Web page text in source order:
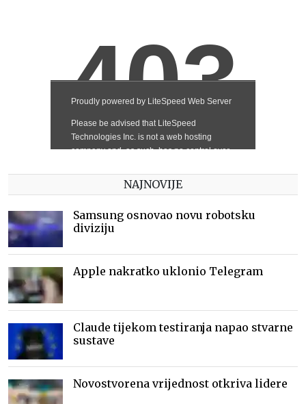
NAJNOVIJE
Samsung osnovao novu robotsku
diviziju
Apple nakratko uklonio Telegram
Claude tijekom testiranja napao stvarne
sustave
Novostvorena vrijednost otkriva lidere